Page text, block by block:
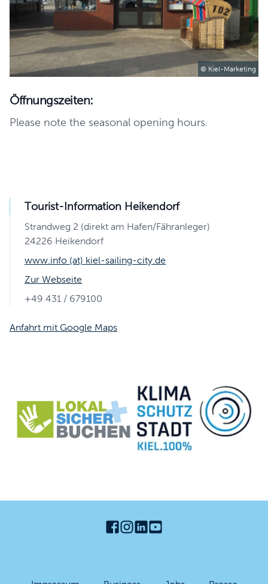
© Kiel-Marketing
Öffnungszeiten:
Please note the seasonal opening hours.
Tourist-Information Heikendorf
Strandweg 2 (direkt am Hafen/Fähranleger)
24226 Heikendorf
www.info (at) kiel-sailing-city.de
Zur Webseite
+49 431 / 679100
Anfahrt mit Google Maps